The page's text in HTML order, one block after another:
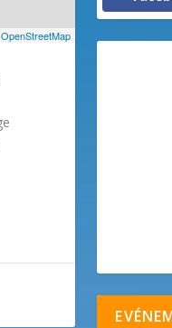
OpenStreetMap